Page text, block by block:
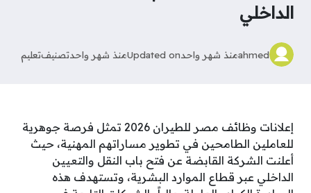
الداخلي
ahmedمنذ شهر واحدUpdated onمنذ شهر واحدتصنيفتعليم
إعلانات وظائف مصر للطيران 2026 تمثل فرصة جوهرية
للعاملين الطامحين في تطوير مساراتهم المهنية، حيث
أعلنت الشركة القابضة عن فتح باب النقل والتعيين
الداخلي عبر قطاع الموارد البشرية، وتستهدف هذه